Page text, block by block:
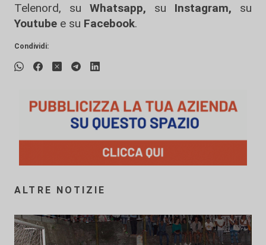
Telenord, su
Whatsapp, su Instagram, su
Youtube e su Facebook.
Condividi:
ALTRE NOTIZIE